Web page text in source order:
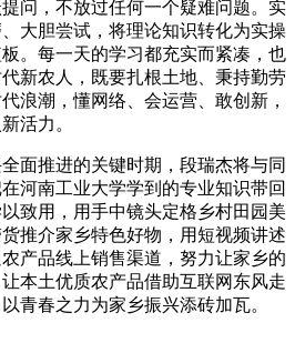
问，不放过任何一个疑难问题。实
大胆尝试，将理论知识转化为实操
。每一天的学习都充实而紧凑，也
新农人，既要扎根土地、秉持勤劳
浪潮，懂网络、会运营、敢创新，
活力。
面推进的关键时期，段瑞杰将与同
河南工业大学学到的专业知识带回
致用，用手中镜头定格乡村田园美
推介家乡特色好物，用短视频讲述
产品线上销售渠道，努力让家乡的
本土优质农产品借助互联网东风走
青春之力为家乡振兴添砖加瓦。